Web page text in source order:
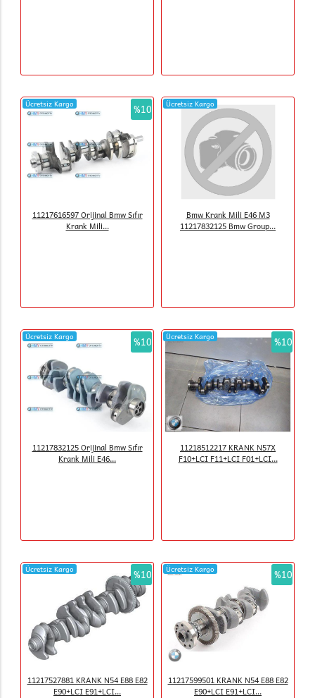
Ücretsiz Kargo %10
11217616597 Orijinal Bmw Sıfır
Krank Mili...
Ücretsiz Kargo
Bmw Krank Mili E46 M3
11217832125 Bmw Group...
Ücretsiz Kargo %10
11217832125 Orijinal Bmw Sıfır
Krank Mili E46...
Ücretsiz Kargo %10
11218512217 KRANK N57X
F10+LCI F11+LCI F01+LCI...
Ücretsiz Kargo %10
11217527881 KRANK N54 E88 E82
E90+LCI E91+LCI...
Ücretsiz Kargo %10
11217599501 KRANK N54 E88 E82
E90+LCI E91+LCI...